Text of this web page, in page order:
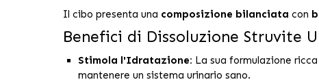
Il cibo presenta una composizione bilanciata con
Benefici di Dissoluzione Struvite
Stimola l'Idratazione: La sua formulazione
mantenere un sistema urinario sano.